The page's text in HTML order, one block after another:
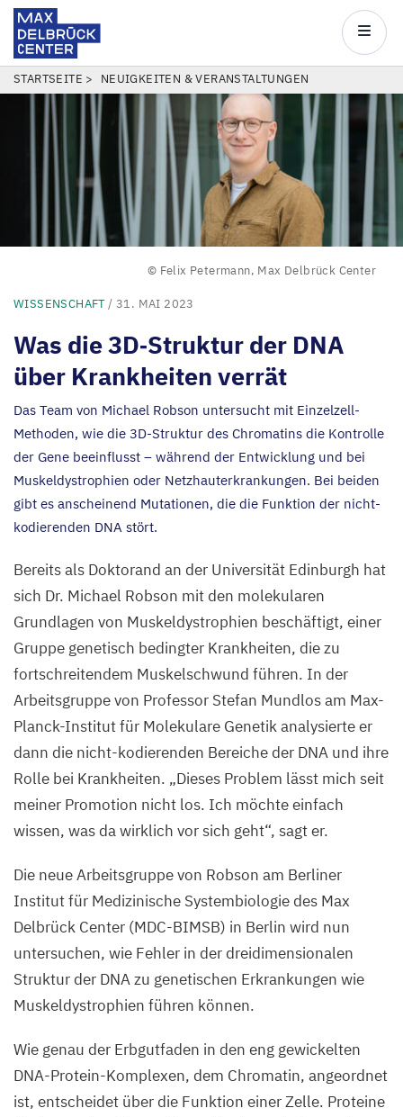
Direkt
zum
Center
Main
PFADNAVIGATION
STARTSEITE NEUIGKEITEN & VERANSTALTUNGEN
© Felix Petermann, Max Delbrück Center
WISSENSCHAFT/ 31. MAI 2023
Was die3D‑Struktur der DNA
über Krankheiten verrät
Das Team von Michael Robson untersucht mit Einzelzell-
Methoden, wie die 3D-Struktur des Chromatins die Kontrolle
der Gene beeinflusst – während der Entwicklung und bei
Muskeldystrophien oder Netzhauterkrankungen. Bei beiden
gibt es anscheinend Mutationen, die die Funktion der nicht-
kodierenden DNA stört.
Bereits als Doktorand an der Universität Edinburgh hat
sich Dr. Michael Robson mit den molekularen
Grundlagen von Muskeldystrophien beschäftigt, einer
Gruppe genetisch bedingter Krankheiten, die zu
fortschreitendem Muskelschwund führen. In der
Arbeitsgruppe von Professor Stefan Mundlos am Max-
Planck-Institut für Molekulare Genetik analysierte er
dann die nicht-kodierenden Bereiche der DNA und ihre
Rolle bei Krankheiten. „Dieses Problem lässt mich seit
meiner Promotion nicht los. Ich möchte einfach
wissen, was da wirklich vor sich geht“, sagt er.
Die neue Arbeitsgruppe von Robson am Berliner
Institut für Medizinische Systembiologie des Max
Delbrück Center (MDC-BIMSB) in Berlin wird nun
untersuchen, wie Fehler in der dreidimensionalen
Struktur der DNAzu genetischen Erkrankungen wie
Muskeldystrophien führen können.
Wie genau der Erbgutfaden in den eng gewickelten
DNA-Protein-Komplexen, dem Chromatin, angeordnet
ist, entscheidet über die Funktion einer Zelle. Proteine